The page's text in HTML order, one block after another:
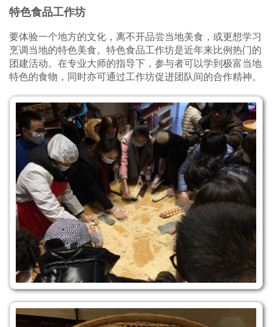
特色食品工作坊
要体验一个地方的文化，离不开品尝当地美食，或更想学习
烹调当地的特色美食。特色食品工作坊是近年来比例热门的
团建活动。在专业大师的指导下，参与者可以学到极富当地
特色的食物，同时亦可通过工作坊促进团队间的合作精神。